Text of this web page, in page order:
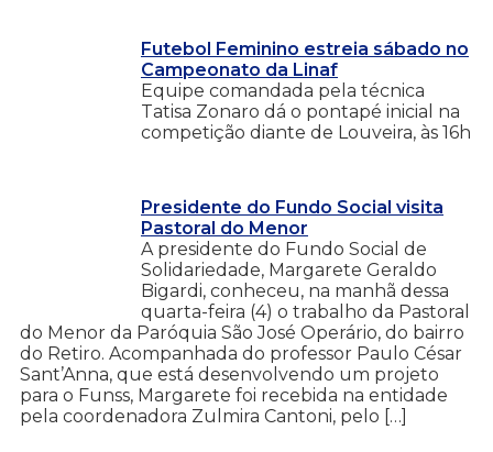
Futebol Feminino estreia sábado no
Campeonato da Linaf
Equipe comandada pela técnica
Tatisa Zonaro dá o pontapé inicial na
competição diante de Louveira, às 16h
Presidente do Fundo Social visita
Pastoral do Menor
A presidente do Fundo Social de
Solidariedade, Margarete Geraldo
Bigardi, conheceu, na manhã dessa
quarta-feira (4) o trabalho da Pastoral
do Menor da Paróquia São José Operário, do bairro
do Retiro. Acompanhada do professor Paulo César
Sant’Anna, que está desenvolvendo um projeto
para o Funss, Margarete foi recebida na entidade
pela coordenadora Zulmira Cantoni, pelo […]